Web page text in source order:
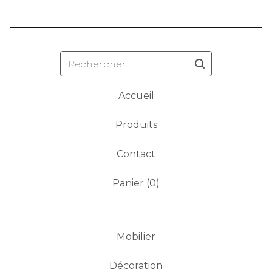
Rechercher
Accueil
Produits
Contact
Panier (0)
Mobilier
Décoration